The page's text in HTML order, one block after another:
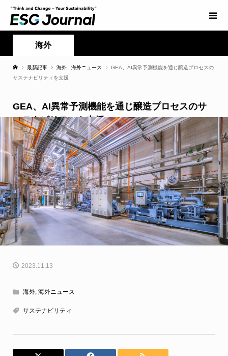
海外
最新記事 海外 海外ニュース
GEA、AI異常予測機能を通じ醸造プロセスの
サステナビリティを支援
GEA、AI異常予測機能を通じ醸造プロセスのサ
ステナビリティを支援
2023.11.13
海外, 海外ニュース
サステナビリティ